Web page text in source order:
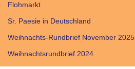
Flohmarkt
Sr. Paesie in Deutschland
Weihnachts-Rundbrief November 2025
Weihnachtsrundbrief 2024